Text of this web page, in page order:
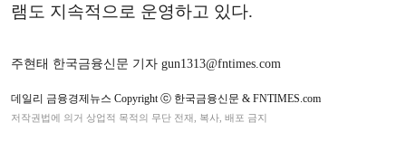
램도 지속적으로 운영하고 있다.
주현태 한국금융신문 기자 gun1313@fntimes.com
데일리 금융경제뉴스 Copyright ⓒ 한국금융신문 & FNTIMES.com
저작권법에 의거 상업적 목적의 무단 전재, 복사, 배포 금지